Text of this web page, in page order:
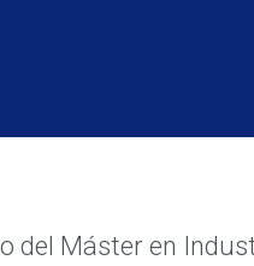
del Máster en